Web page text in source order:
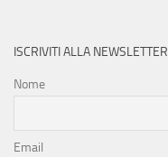
ISCRIVITI ALLA NEWSLETTER
Nome
Email